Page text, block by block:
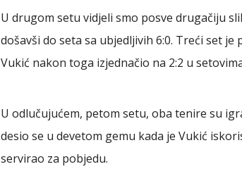
U drugom setu vidjeli smo posve drugačiju
došavši do seta sa ubjedljivih 6:0. Treći set
Vukić nakon toga izjednačio na 2:2 u
U odlučujućem, petom setu, oba tenire su
desio se u devetom gemu kada je Vukić
servirao za pobjedu.